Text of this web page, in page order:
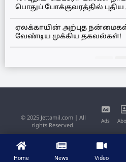
Home News Video
பொதுப் போக்குவரத்தில்
ஏலக்காயின் அற்புத
வேண்டிய முக்கிய தகவல்கள்!
Ads
© 2025 Jettamil.com | All
rights Reserved.